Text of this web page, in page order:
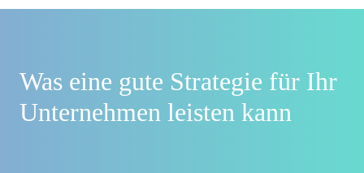
Was eine gute Strategie für Ihr
Unternehmen leisten kann